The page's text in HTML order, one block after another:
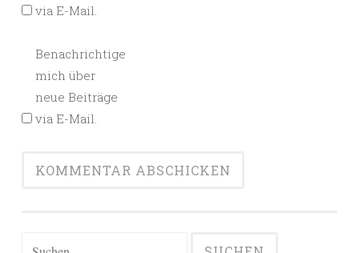
via E-Mail.
Benachrichtige
mich über
neue Beiträge
via E-Mail.
Suchen